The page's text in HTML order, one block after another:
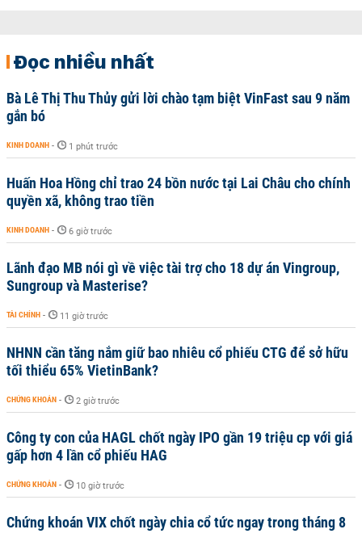
Đọc nhiều nhất
Bà Lê Thị Thu Thủy gửi lời chào tạm biệt VinFast sau 9 năm
gắn bó
KINH DOANH - 1 phút trước
Huấn Hoa Hồng chỉ trao 24 bồn nước tại Lai Châu cho chính
quyền xã, không trao tiền
KINH DOANH - 6 giờ trước
Lãnh đạo MB nói gì về việc tài trợ cho 18 dự án Vingroup,
Sungroup và Masterise?
TÀI CHÍNH - 11 giờ trước
NHNN cần tăng nắm giữ bao nhiêu cổ phiếu CTG để sở hữu
tối thiểu 65% VietinBank?
CHỨNG KHOÁN - 2 giờ trước
Công ty con của HAGL chốt ngày IPO gần 19 triệu cp với giá
gấp hơn 4 lần cổ phiếu HAG
CHỨNG KHOÁN - 10 giờ trước
Chứng khoán VIX chốt ngày chia cổ tức ngay trong tháng 8